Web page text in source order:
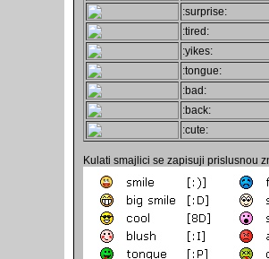
:surprise:
:tired:
:yikes:
:tongue:
:bad:
:back:
:cute:
Kulati smajlici se zapisuji prislusnou